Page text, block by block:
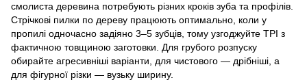
смолиста деревина потребують різних кроків зуба та профілів.
Стрічкові пилки по дереву працюють оптимально, коли у
пропилі одночасно задіяно 3–5 зубців, тому узгоджуйте TPI з
фактичною товщиною заготовки. Для грубого розпуску
обирайте агресивніші варіанти, для чистового — дрібніші, а
для фігурної різки — вузьку ширину.